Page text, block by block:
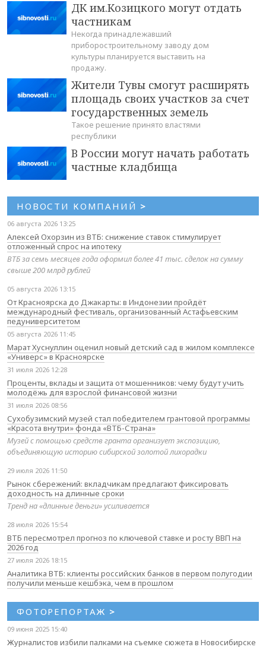
ДК им.Козицкого могут отдать
частникам
Некогда принадлежавший
приборостроительному заводу дом
культуры планируется выставить на
продажу.
Жители Тувы смогут расширять
площадь своих участков за счет
государственных земель
Такое решение принято властями
республики
В России могут начать работать
частные кладбища
НОВОСТИ КОМПАНИЙ >
06 августа 2026 13:25
Алексей Охорзин из ВТБ: снижение ставок стимулирует
отложенный спрос на ипотеку
ВТБ за семь месяцев года оформил более 41 тыс. сделок на сумму
свыше 200 млрд рублей
05 августа 2026 13:15
От Красноярска до Джакарты: в Индонезии пройдёт
международный фестиваль, организованный Астафьевским
педуниверситетом
05 августа 2026 11:45
Марат Хуснуллин оценил новый детский сад в жилом комплексе
«Универс» в Красноярске
31 июля 2026 12:28
Проценты, вклады и защита от мошенников: чему будут учить
молодёжь для взрослой финансовой жизни
31 июля 2026 08:56
Сухобузимский музей стал победителем грантовой программы
«Красота внутри» фонда «ВТБ-Страна»
Музей с помощью средств гранта организует экспозицию,
объединяющую историю сибирской золотой лихорадки
29 июля 2026 11:50
Рынок сбережений: вкладчикам предлагают фиксировать
доходность на длинные сроки
Тренд на «длинные деньги» усиливается
28 июля 2026 15:54
ВТБ пересмотрел прогноз по ключевой ставке и росту ВВП на
2026 год
27 июля 2026 18:15
Аналитика ВТБ: клиенты российских банков в первом полугодии
получили меньше кешбэка, чем в прошлом
ФОТОРЕПОРТАЖ >
09 июня 2025 15:40
Журналистов избили палками на съемке сюжета в Новосибирске